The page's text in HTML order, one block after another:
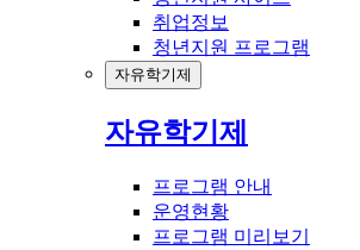
취업정보
청년지원 프로그램
자유학기제
자유학기제
프로그램 안내
운영현황
프로그램 미리보기